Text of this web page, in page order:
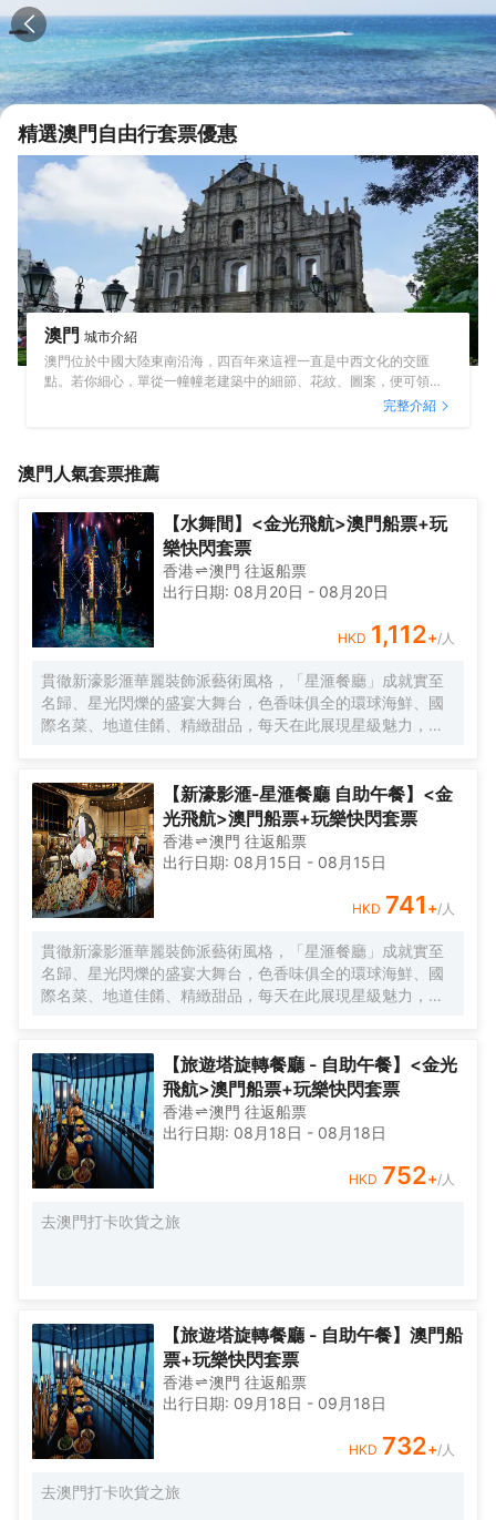
精選澳門 自由行套票優惠
澳門 城市介紹
澳門位於中國大陸東南沿海，四百年來這裡一直是中西文化的交匯
點。若你細心，單從一幢幢老建築中的細節、花紋、圖案，便可領會
其中西融合的文化精髓。特別是在歷史城區中，那些存活至今、依舊
無數遊人前來。
完整介紹
澳門 人氣套票推薦
【水舞間】<金光飛航>澳門船票+玩
樂快閃套票
香港 澳門 往返船票
出行日期: 08月20日 - 08月20日
HKD 1,112+/人
貫徹新濠影滙華麗裝飾派藝術風格，「星滙餐廳」成就實至
名歸、星光閃爍的盛宴大舞台，色香味俱全的環球海鮮、國
際名菜、地道佳餚、精緻甜品，每天在此展現星級魅力，為
【新濠影滙-星滙餐廳 自助午餐】<金
光飛航>澳門船票+玩樂快閃套票
香港 澳門 往返船票
出行日期: 08月15日 - 08月15日
HKD 741 +/人
貫徹新濠影滙華麗裝飾派藝術風格，「星滙餐廳」成就實至
名歸、星光閃爍的盛宴大舞台，色香味俱全的環球海鮮、國
際名菜、地道佳餚、精緻甜品，每天在此展現星級魅力，為
【旅遊塔旋轉餐廳 - 自助午餐】<金光
飛航>澳門船票+玩樂快閃套票
香港 澳門 往返船票
出行日期: 08月18日 - 08月18日
HKD 752+/人
去澳門打卡吹貨之旅
【旅遊塔旋轉餐廳 - 自助午餐】澳門船
票+玩樂快閃套票
香港 澳門 往返船票
出行日期: 09月18日 - 09月18日
HKD 732+/人
去澳門打卡吹貨之旅